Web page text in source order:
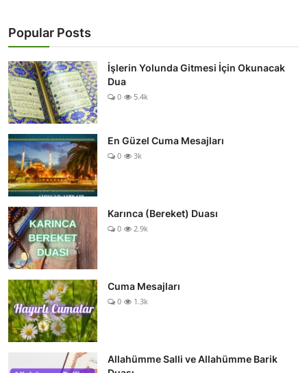
Popular Posts
İşlerin Yolunda Gitmesi İçin Okunacak
Dua
0 5.4k
En Güzel Cuma Mesajları
0 3k
Karınca (Bereket) Duası
0 2.9k
Cuma Mesajları
0 1.3k
Allahümme Salli ve Allahümme Barik